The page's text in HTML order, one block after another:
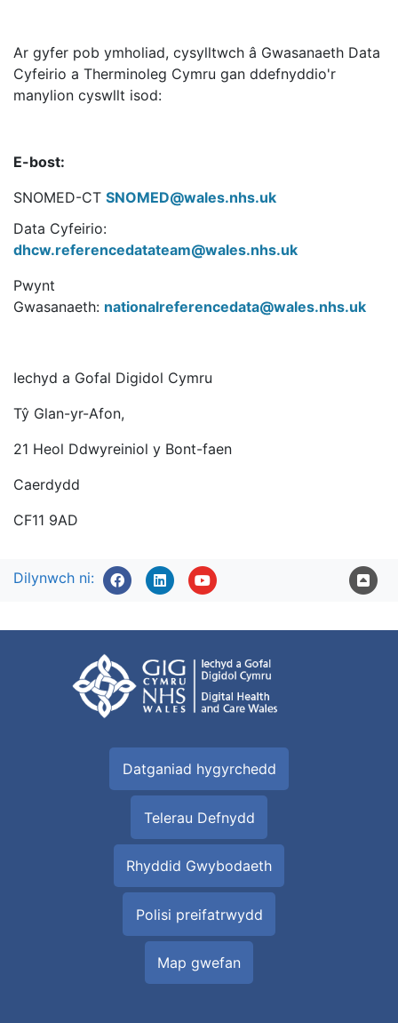
Ar gyfer pob ymholiad, cysylltwch â Gwasanaeth Data
Cyfeirio a Therminoleg Cymru gan ddefnyddio'r
manylion cyswllt isod:
E-bost:
SNOMED-CT SNOMED@wales.nhs.uk
Data Cyfeirio:
dhcw.referencedatateam@wales.nhs.uk
Pwynt
Gwasanaeth: nationalreferencedata@wales.nhs.uk
Iechyd a Gofal Digidol Cymru
Tŷ Glan-yr-Afon,
21 Heol Ddwyreiniol y Bont-faen
Caerdydd
CF11 9AD
Dilynwch ni:
Datganiad hygyrchedd
Telerau Defnydd
Rhyddid Gwybodaeth
Polisi preifatrwydd
Map gwefan